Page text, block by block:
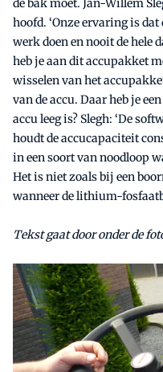
de bak moet. Jan-Willem
hoofd. ‘Onze ervaring is
werk doen en nooit de hele
heb je aan dit accupakket
wisselen van het
van de accu. Daar heb je
accu leeg is? Slegh: ‘De
houdt de accucapaciteit
in een soort van noodloop
Het is niet zoals bij een
wanneer de lithium-
Tekst gaat door onder de